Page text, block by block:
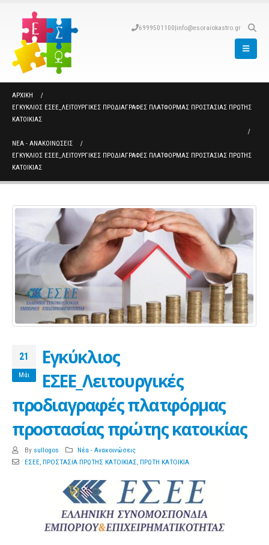
6999501100|info@esoraiokastro.gr
ΑΡΧΙΚΉ
ΕΓΚΎΚΛΙΟΣ ΕΣΕΕ_ΛΕΙΤΟΥΡΓΙΚΈΣ ΠΡΟΔΙΑΓΡΑΦΈΣ ΠΛΑΤΦΌΡΜΑΣ ΠΡΟΣΤΑΣΊΑΣ ΠΡΏΤΗΣ
ΚΑΤΟΙΚΊΑΣ
ΝΈΑ - ΑΝΑΚΟΙΝΏΣΕΙΣ
ΕΓΚΎΚΛΙΟΣ ΕΣΕΕ_ΛΕΙΤΟΥΡΓΙΚΈΣ ΠΡΟΔΙΑΓΡΑΦΈΣ ΠΛΑΤΦΌΡΜΑΣ ΠΡΟΣΤΑΣΊΑΣ ΠΡΏΤΗΣ
ΚΑΤΟΙΚΊΑΣ
21
Μάι
Εγκύκλιος
ΕΣΕΕ_Λειτουργικές
προδιαγραφές πλατφόρμας
προστασίας πρώτης κατοικίας
By sullogos
Νέα - Ανακοινώσεις
ΕΣΕΕ, ΠΡΟΣΤΑΣΙΑ ΠΡΩΤΗΣ ΚΑΤΟΙΚΙΑΣ ΠΡΩΤΗ ΚΑΤΟΙΚΙΑ